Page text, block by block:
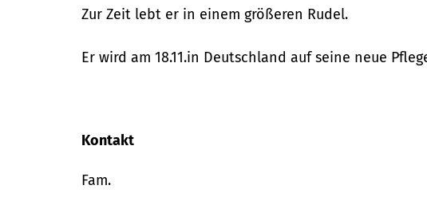
Zur Zeit lebt er in einem größeren Rudel.
Er wird am 18.11.in Deutschland auf seine neue
Kontakt
Fam.